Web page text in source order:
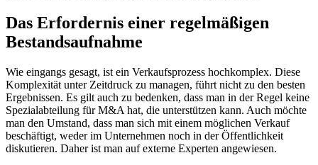
Das Erfordernis einer regelmäßigen
Bestandsaufnahme
Wie eingangs gesagt, ist ein Verkaufsprozess hochkomplex. Diese
Komplexität unter Zeitdruck zu managen, führt nicht zu den besten
Ergebnissen. Es gilt auch zu bedenken, dass man in der Regel keine
Spezialabteilung für M&A hat, die unterstützen kann. Auch möchte
man den Umstand, dass man sich mit einem möglichen Verkauf
beschäftigt, weder im Unternehmen noch in der Öffentlichkeit
diskutieren. Daher ist man auf externe Experten angewiesen.